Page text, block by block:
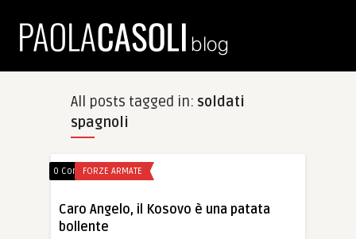
All posts tagged in: soldati
spagnoli
0 CommentsFORZE ARMATE
Caro Angelo, il Kosovo è una patata
bollente